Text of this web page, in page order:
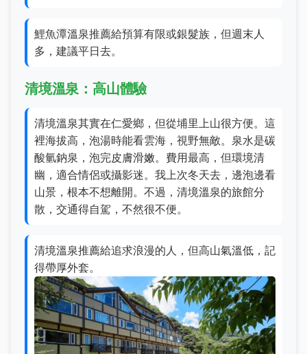
鯉魚潭溫泉推薦給預算有限或銀髮族，但週末人
多，建議平日去。
清境溫泉：高山體驗
清境溫泉其實在仁愛鄉，但從埔里上山很方便。這
裡海拔高，泡湯時能看雲海，視野無敵。泉水是碳
酸氫鈉泉，泡完皮膚滑嫩。費用最高，但環境清
幽，適合情侶或攝影迷。我上次冬天去，邊泡邊看
山景，根本不想離開。不過，清境溫泉的旅館分
散，交通得自駕，不然很不便。
清境溫泉推薦給追求浪漫的人，但高山氣溫低，記
得帶厚外套。